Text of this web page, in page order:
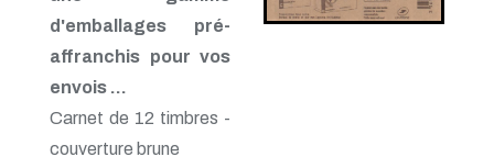
d'emballages pré-
affranchis pour vos
envois …
Carnet de 12 timbres -
couverture brune